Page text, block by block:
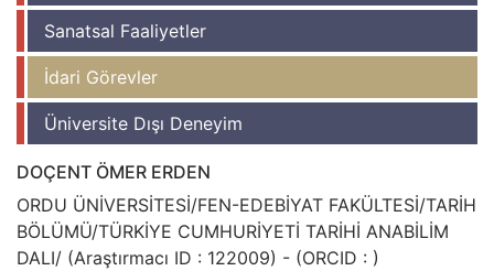
Sanatsal Faaliyetler
İdari Görevler
Üniversite Dışı Deneyim
DOÇENT ÖMER ERDEN
ORDU ÜNİVERSİTESİ/FEN-EDEBİYAT FAKÜLTESİ/TARİH
BÖLÜMÜ/TÜRKİYE CUMHURİYETİ TARİHİ ANABİLİM
DALI/ (Araştırmacı ID : 122009) - (ORCID : )